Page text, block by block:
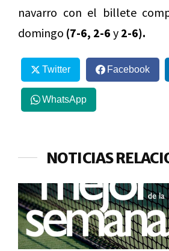
navarro con el billete
domingo (7-6, 2-6 y 2-6).
Twitter Facebook
WhatsApp
NOTICIAS